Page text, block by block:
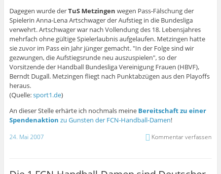
Dagegen wurde derTuS Metzingen wegen Pass-Fälschung der
Spielerin Anna-Lena Artschwager der Aufstieg in die Bundesliga
verwehrt. Artschwager war nach Vollendung des 18. Lebensjahres
mehrfach ohne gültige Spielerlaubnis aufgelaufen. Metzingen hatte
sie zuvor im Pass ein Jahr jünger gemacht. "In der Folge sind wir
gezwungen, die Aufstiegsrunde neu auszuspielen", so der
Vorsitzende der Handball Bundesliga Vereinigung Frauen (HBVF),
Berndt Dugall. Metzingen fliegt nach Punktabzügen aus den Playoffs
heraus.
(Quelle:sport1.de)
An dieser Stelle erhärte ich nochmals meine Bereitschaft zu einer
Spendenaktion zu Gunsten der FCN-Handball-Damen!
24. Mai 2007 Kommentar verfassen